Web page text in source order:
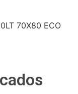
70X80 ECO